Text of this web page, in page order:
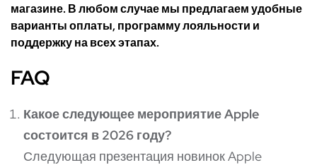
магазине. В любом случае мы предлагаем удобные
варианты оплаты, программу лояльности и
поддержку на всех этапах.
FAQ
Какое следующее мероприятие Apple
состоится в 2026 году?
Следующая презентация новинок Apple